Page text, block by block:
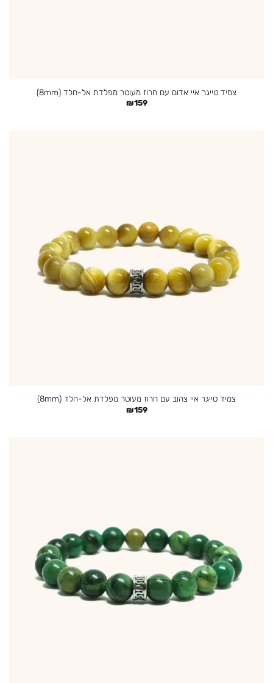
צמיד טייגר איי אדום עם חרוז מעוטר מפלדת אל-חלד (8mm)
₪159
צמיד טייגר איי צהוב עם חרוז מעוטר מפלדת אל-חלד (8mm)
₪159